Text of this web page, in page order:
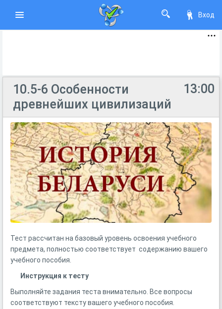
Вход
13:00
10.5-6 Особенности
древнейших цивилизаций
Тест рассчитан на базовый уровень освоения учебного
предмета, полностью соответствует содержанию вашего
учебного пособия.
Инструкция к тесту
Выполняйте задания теста внимательно. Все вопросы
соответствуют тексту вашего учебного пособия.